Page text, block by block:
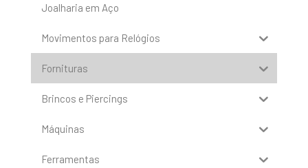
Joalharia em Aço
Movimentos para Relógios
Fornituras
Brincos e Piercings
Máquinas
Ferramentas